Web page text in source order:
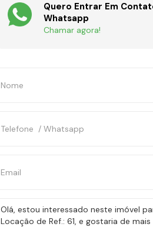
Quero Entrar Em
Whatsapp
Chamar agora!